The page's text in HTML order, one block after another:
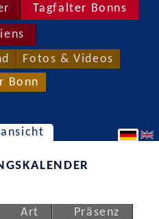
Tagfalter Bonns
Fotos & Videos
Bonn
Art
Präsenz